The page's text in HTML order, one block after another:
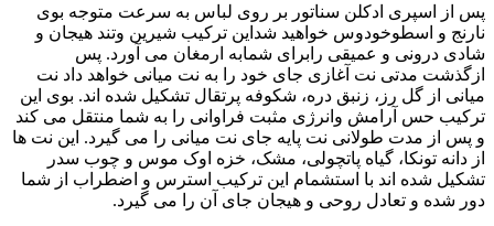
ادکلن سناتور بر روی لباس به سرعت متوجه بوی
اسطوخودوس خواهید شداین ترکیب شیرین وتند هیجان و
و عمیقی رابرای شمابه ارمغان می آورد. پس
نت آغازی جای خود را به نت میانی خواهد داد نت
گل رز، زنبق دره، شکوفه پرتقال تشکیل شده اند. بوی این
آرامش وانرژی مثبت فراوانی را به شما منتقل می کند
طولانی نت پایه جای نت میانی را می گیرد. این نت ها
تونکا، گیاه پاتچولی، مشک، خزه اوک موس و چوب سدر
اند با استشمام این ترکیب استرس و اضطراب از شما
و تعادل روحی و هیجان جای آن را می گیرد.